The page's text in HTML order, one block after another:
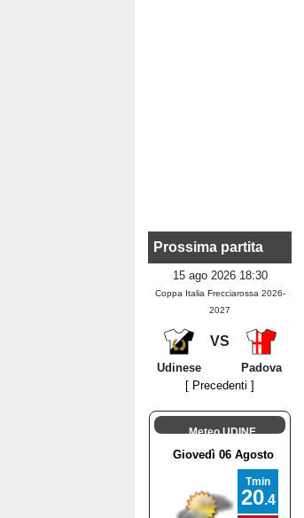
Prossima partita
15 ago 2026 18:30
Coppa Italia Frecciarossa 2026-
2027
VS
Udinese
Padova
[ Precedenti ]
Meteo UDINE